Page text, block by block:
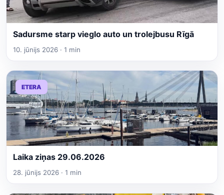
Sadursme starp vieglo auto un trolejbusu Rīgā
10. jūnijs 2026 · 1 min
ETERA
Laika ziņas 29.06.2026
28. jūnijs 2026 · 1 min